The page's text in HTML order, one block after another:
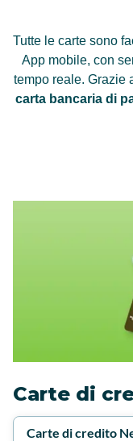
Tutte le carte sono
App mobile, con
tempo reale. Grazie
carta bancaria di
Carte di
Carte di credito